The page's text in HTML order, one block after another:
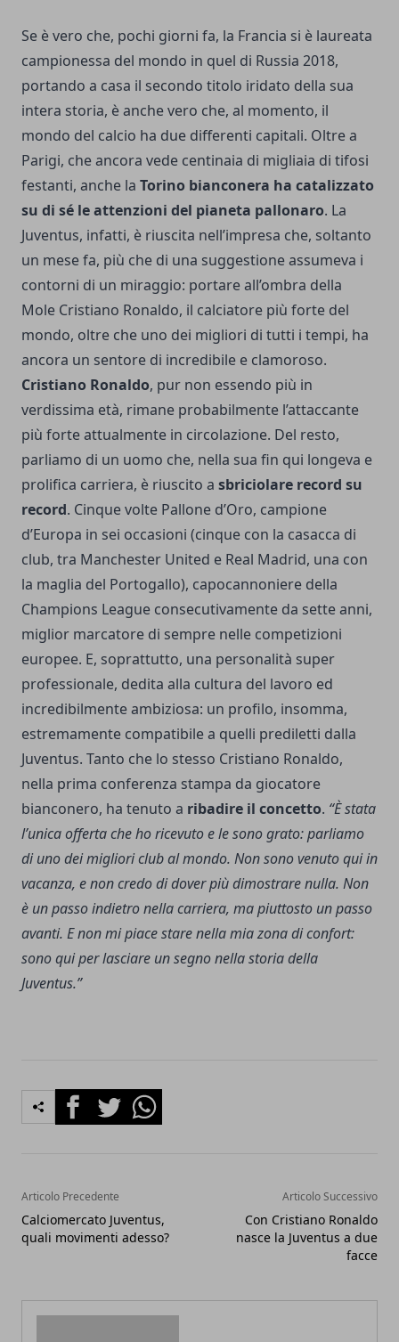
Se è vero che, pochi giorni fa, la Francia si è laureata
campionessa del mondo in quel di Russia 2018,
portando a casa il secondo titolo iridato della sua
intera storia, è anche vero che, al momento, il
mondo del calcio ha due differenti capitali. Oltre a
Parigi, che ancora vede centinaia di migliaia di tifosi
festanti, anche la Torino bianconera ha catalizzato
su di sé le attenzioni del pianeta pallonaro. La
Juventus, infatti, è riuscita nell’impresa che, soltanto
un mese fa, più che di una suggestione assumeva i
contorni di un miraggio: portare all’ombra della
Mole Cristiano Ronaldo, il calciatore più forte del
mondo, oltre che uno dei migliori di tutti i tempi, ha
ancora un sentore di incredibile e clamoroso.
Cristiano Ronaldo, pur non essendo più in
verdissima età, rimane probabilmente l’attaccante
più forte attualmente in circolazione. Del resto,
parliamo di un uomo che, nella sua fin qui longeva e
prolifica carriera, è riuscito a sbriciolare record su
record. Cinque volte Pallone d’Oro, campione
d’Europa in sei occasioni (cinque con la casacca di
club, tra Manchester United e Real Madrid, una con
la maglia del Portogallo), capocannoniere della
Champions League consecutivamente da sette anni,
miglior marcatore di sempre nelle competizioni
europee. E, soprattutto, una personalità super
professionale, dedita alla cultura del lavoro ed
incredibilmente ambiziosa: un profilo, insomma,
estremamente compatibile a quelli prediletti dalla
Juventus. Tanto che lo stesso Cristiano Ronaldo,
nella prima conferenza stampa da giocatore
bianconero, ha tenuto a ribadire il concetto. “È stata
l’unica offerta che ho ricevuto e le sono grato: parliamo
di uno dei migliori club al mondo. Non sono venuto qui in
vacanza, e non credo di dover più dimostrare nulla. Non
è un passo indietro nella carriera, ma piuttosto un passo
avanti. E non mi piace stare nella mia zona di confort:
sono qui per lasciare un segno nella storia della
Juventus.”
FacebookTwitterWhatsapp
Articolo Precedente
Calciomercato Juventus,
quali movimenti adesso?
Articolo Successivo
Con Cristiano Ronaldo
nasce la Juventus a due
facce